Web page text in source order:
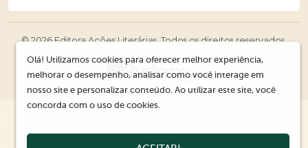
© 2026 Editora Ações Literárias. Todos os direitos reservados.
Olá! Utilizamos cookies para oferecer melhor experiência,
melhorar o desempenho, analisar como você interage em
nosso site e personalizar conteúdo. Ao utilizar este site, você
concorda com o uso de cookies.